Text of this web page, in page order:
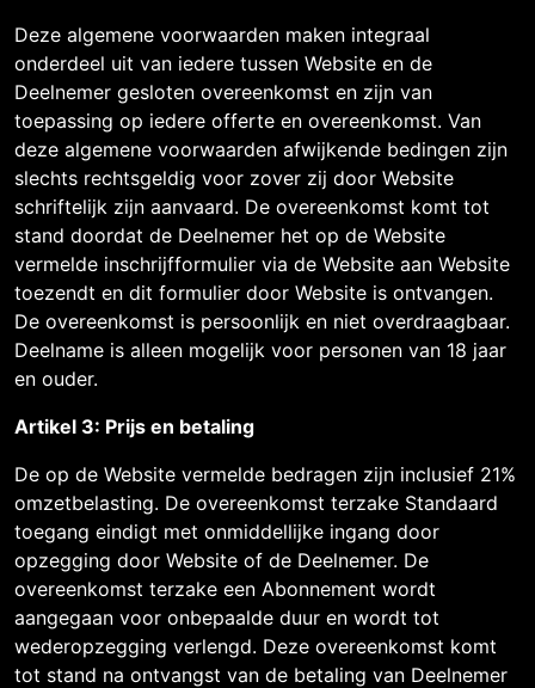
Deze algemene voorwaarden maken integraal
onderdeel uit van iedere tussen Website en de
Deelnemer gesloten overeenkomst en zijn van
toepassing op iedere offerte en overeenkomst. Van
deze algemene voorwaarden afwijkende bedingen zijn
slechts rechtsgeldig voor zover zij door Website
schriftelijk zijn aanvaard. De overeenkomst komt tot
stand doordat de Deelnemer het op de Website
vermelde inschrijfformulier via de Website aan Website
toezendt en dit formulier door Website is ontvangen.
De overeenkomst is persoonlijk en niet overdraagbaar.
Deelname is alleen mogelijk voor personen van 18 jaar
en ouder.
Artikel 3: Prijs en betaling
De op de Website vermelde bedragen zijn inclusief 21%
omzetbelasting. De overeenkomst terzake Standaard
toegang eindigt met onmiddellijke ingang door
opzegging door Website of de Deelnemer. De
overeenkomst terzake een Abonnement wordt
aangegaan voor onbepaalde duur en wordt tot
wederopzegging verlengd. Deze overeenkomst komt
tot stand na ontvangst van de betaling van Deelnemer